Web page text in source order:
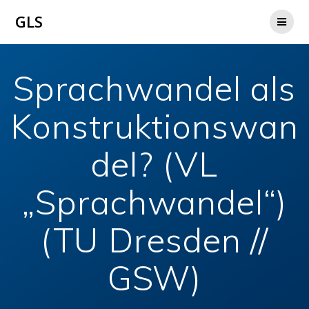
GLS
Sprachwandel als
Konstruktionswan
del? (VL
„Sprachwandel“)
(TU Dresden //
GSW)